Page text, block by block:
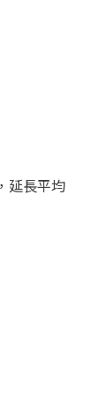
延長平均